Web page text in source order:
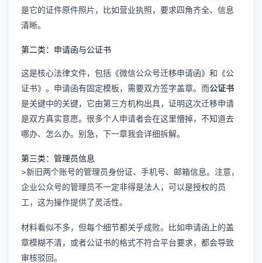
是它的证件原件照片，比如营业执照，要求四角齐全、信息
清晰。
第二类：申请函与公证书
这是核心法律文件，包括《微信公众号迁移申请函》和《公
证书》。申请函有固定模板，需要双方签字盖章。而公证书
是关键中的关键，它由第三方机构出具，证明这次迁移申请
是双方真实意愿。很多个人申请者会在这里懵掉，不知道去
哪办、怎么办。别急，下一章我会详细拆解。
第三类：管理员信息
>新旧两个账号的管理员身份证、手机号、邮箱信息。注意，
企业公众号的管理员不一定非得是法人，可以是授权的员
工，这为操作提供了灵活性。
材料看似不多，但每个细节都关乎成败。比如申请函上的盖
章模糊不清，或者公证书的格式不符合平台要求，都会导致
审核驳回。